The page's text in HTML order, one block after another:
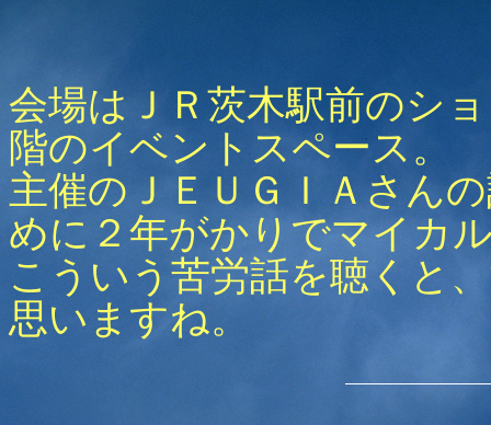
会場はＪＲ茨木駅前のシ
階のイベントスペース。
主催のＪＥＵＧＩＡさん
めに２年がかりでマイカ
こういう苦労話を聴くと
思いますね。